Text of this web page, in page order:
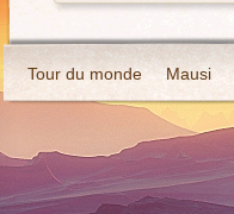
Tour du monde Mausi